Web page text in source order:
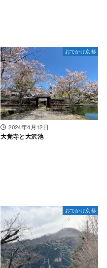
おでかけ京都
2024年4月12日
大覚寺と大沢池
おでかけ京都